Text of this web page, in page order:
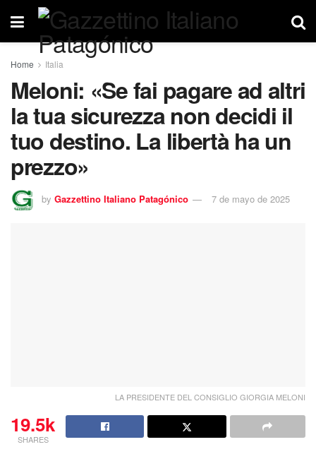
Home Italia
Meloni: «Se fai pagare ad altri
la tua sicurezza non decidi il
tuo destino. La libertà ha un
prezzo»
by Gazzettino Italiano Patagónico 7 de mayo de 2025
LA PRESIDENTE DEL CONSIGLIO GIORGIA MELONI
19.5k
SHARES